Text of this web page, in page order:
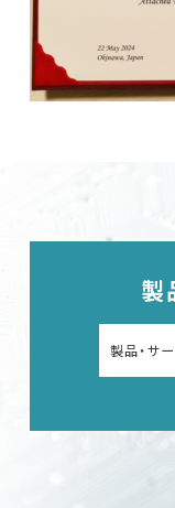
製
車載用EMC試験器
その他